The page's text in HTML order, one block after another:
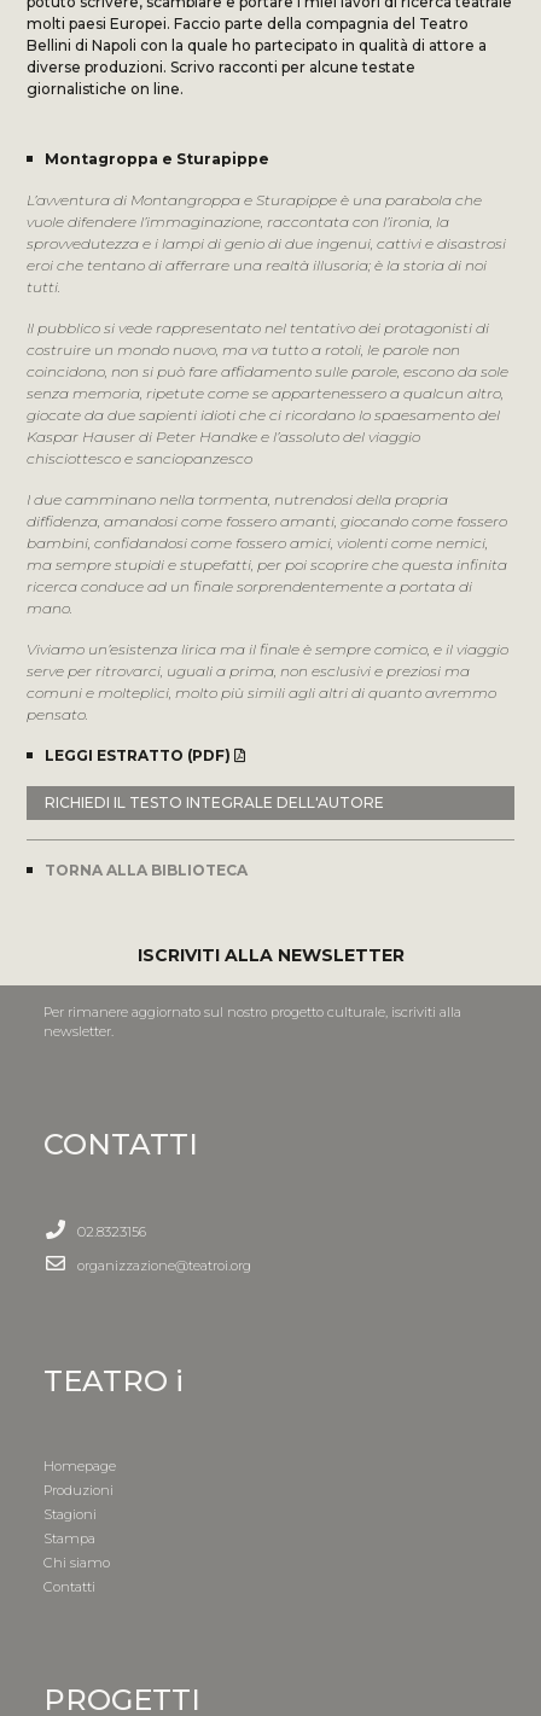
molti paesi Europei. Faccio parte della compagnia del Teatro
Bellini di Napoli con la quale ho partecipato in qualità di attore a
diverse produzioni. Scrivo racconti per alcune testate
giornalistiche on line.
Montagroppa e Sturapippe
L’avventura di Montangroppa e Sturapippe è una parabola che
vuole difendere l’immaginazione, raccontata con l’ironia, la
sprovvedutezza e i lampi di genio di due ingenui, cattivi e disastrosi
eroi che tentano di afferrare una realtà illusoria; è la storia di noi
tutti.
Il pubblico si vede rappresentato nel tentativo dei protagonisti di
costruire un mondo nuovo, ma va tutto a rotoli, le parole non
coincidono, non si può fare affidamento sulle parole, escono da sole
senza memoria, ripetute come se appartenessero a qualcun altro,
giocate da due sapienti idioti che ci ricordano lo spaesamento del
Kaspar Hauser di Peter Handke e l’assoluto del viaggio
chisciottesco e sanciopanzesco
I due camminano nella tormenta, nutrendosi della propria
diffidenza, amandosi come fossero amanti, giocando come fossero
bambini, confidandosi come fossero amici, violenti come nemici,
ma sempre stupidi e stupefatti, per poi scoprire che questa infinita
ricerca conduce ad un finale sorprendentemente a portata di
mano.
Viviamo un’esistenza lirica ma il finale è sempre comico, e il viaggio
serve per ritrovarci, uguali a prima, non esclusivi e preziosi ma
comuni e molteplici, molto più simili agli altri di quanto avremmo
pensato.
LEGGI ESTRATTO (PDF)
RICHIEDI IL TESTO INTEGRALE DELL'AUTORE
TORNA ALLA BIBLIOTECA
ISCRIVITI ALLA NEWSLETTER
Per rimanere aggiornato sul nostro progetto culturale, iscriviti alla
newsletter.
CONTATTI
02.8323156
organizzazione@teatroi.org
TEATRO i
Homepage
Produzioni
Stagioni
Stampa
Chi siamo
Contatti
PROGETTI